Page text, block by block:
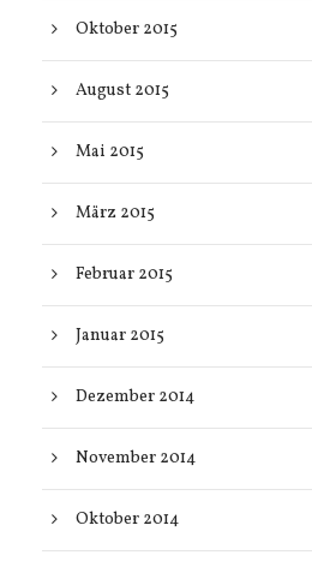
Oktober 2015
August 2015
Mai 2015
März 2015
Februar 2015
Januar 2015
Dezember 2014
November 2014
Oktober 2014